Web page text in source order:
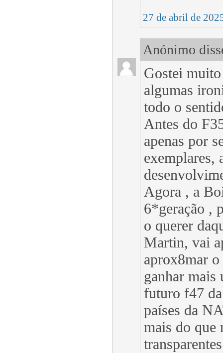
27 de abril de
Anónimo
Gostei
algumas
todo o
Antes do
apenas por
exemplares,
Agora , a
6*geração ,
o querer
Martin, vai
aprox8mar
ganhar mais
futuro f47
países da
mais do que